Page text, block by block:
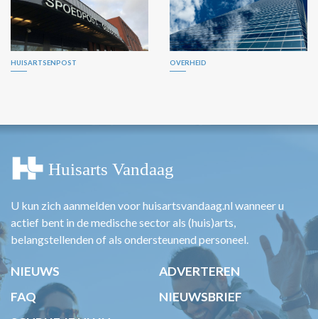
HUISARTSENPOST OVERHEID
U kun zich aanmelden voor huisartsvandaag.nl wanneer u
actief bent in de medische sector als (huis)arts,
belangstellenden of als ondersteunend personeel.
NIEUWS
ADVERTEREN
FAQ
NIEUWSBRIEF